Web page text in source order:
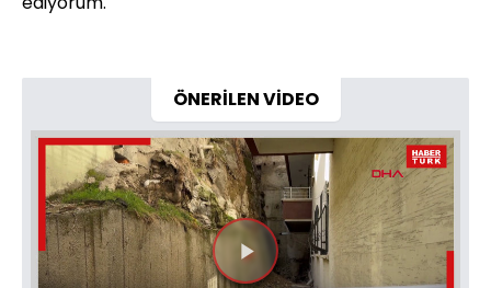
ÖNERİLEN VİDEO
Videoyu